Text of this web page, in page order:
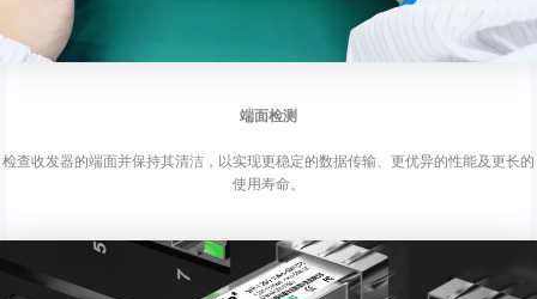
端面检测
检查收发器的端面并保持其清洁，以实现更稳定的数据传输、更优异的性能及更长的
使用寿命。